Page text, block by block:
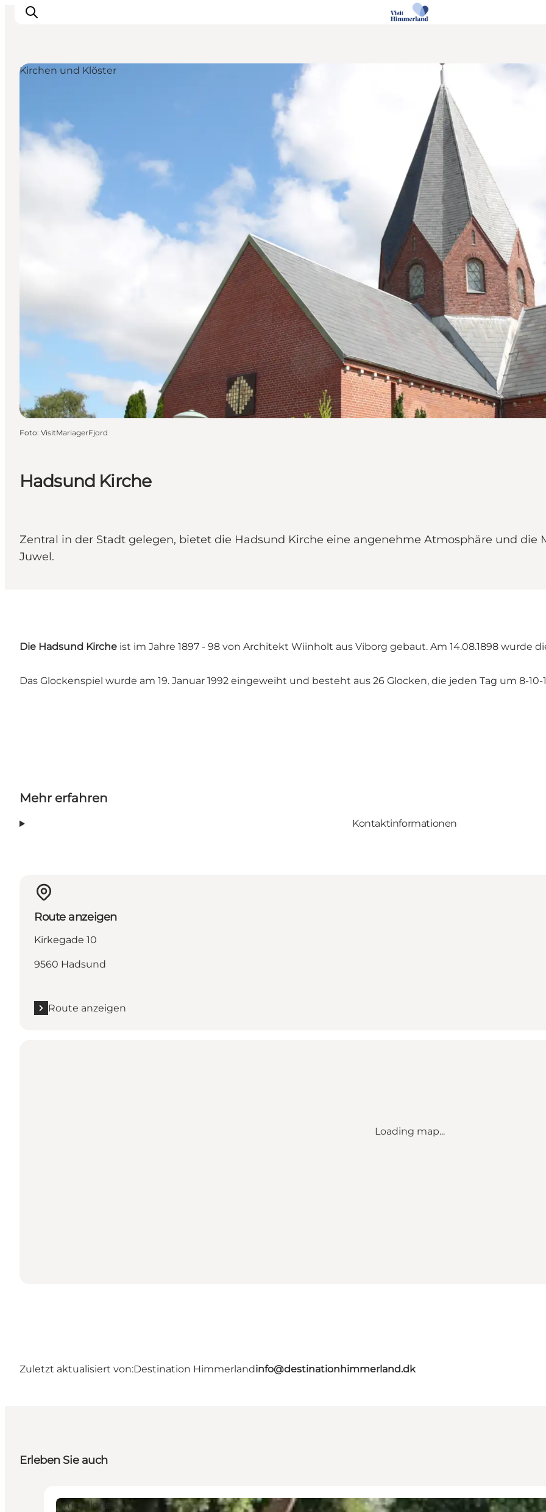
Natur
Städte und Orte
Das passiert
Reiseplanung
Praktische Informationen
Hadsund Kirche
Zentral in der Stadt gelegen, bietet die Hadsund Kirche eine angenehme Atmosphäre und die
Juwel.
Kirchen und Klöster
Foto: VisitMariagerFjord
Die Hadsund Kirche ist im Jahre 1897 - 98 von Architekt Wiinholt aus Viborg gebaut. Am 14.08.1898 wurde
Das Glockenspiel wurde am 19. Januar 1992 eingeweiht und besteht aus 26 Glocken, die jeden Tag um 8-10-
Mehr erfahren
Kontaktinformationen
Route anzeigen
Kirkegade 10
9560 Hadsund
Route anzeigen
Loading map...
Zuletzt aktualisiert von:Destination Himmerlandinfo@destinationhimmerland.dk
Erleben Sie auch
Attraktionen